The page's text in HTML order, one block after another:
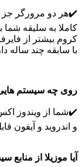
✔️هر دو مرورگر جز
کاملا به سلیقه شما
کروم بیشتر از
با سابقه چند ساله
روی چه سیستم
و اندروید و آیفون
آیا موزیلا از